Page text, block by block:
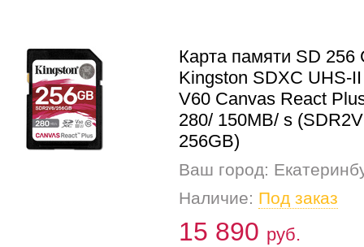
Карта памяти SD 256
Kingston SDXC UHS-
V60 Canvas React
280/ 150MB/ s
256GB)
Ваш город:
Наличие: Под заказ
15 890 руб.